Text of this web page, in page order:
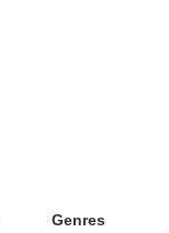
Genres